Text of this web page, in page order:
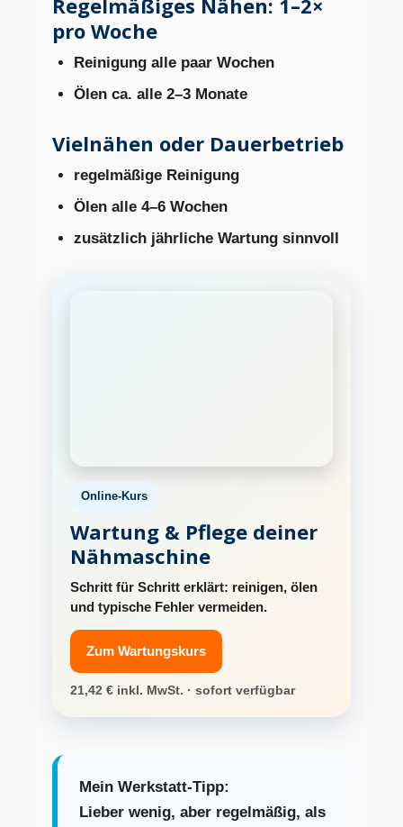
Regelmäßiges Nähen: 1–2×
pro Woche
Reinigung alle paar Wochen
Ölen ca. alle 2–3 Monate
Vielnähen oder Dauerbetrieb
regelmäßige Reinigung
Ölen alle 4–6 Wochen
zusätzlich jährliche Wartung sinnvoll
Online-Kurs
Wartung & Pflege deiner
Nähmaschine
Schritt für Schritt erklärt: reinigen, ölen
und typische Fehler vermeiden.
Zum Wartungskurs
21,42 € inkl. MwSt. · sofort verfügbar
Mein Werkstatt-Tipp:
Lieber wenig, aber regelmäßig, als